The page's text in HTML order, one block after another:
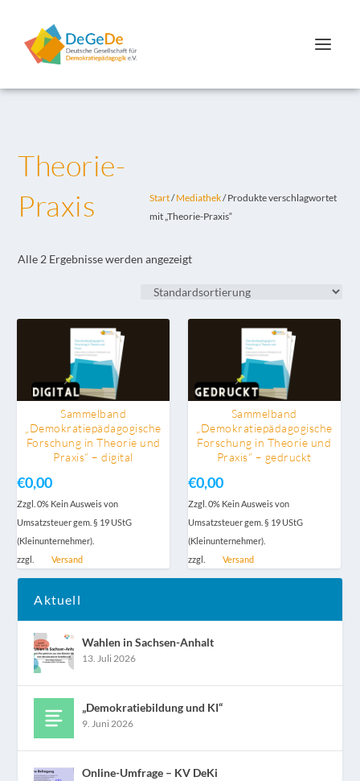
Theorie-
Praxis
Start/Mediathek/ Produkte verschlagwortet
mit „Theorie-Praxis“
Alle 2 Ergebnisse werden angezeigt
Sammelband
„Demokratiepädagogische
Forschung in Theorie und
Praxis“ – digital
€0,00
Zzgl. 0% Kein Ausweis von
Umsatzsteuer gem. § 19 UStG
(Kleinunternehmer).
zzgl.
Versand
Sammelband
„Demokratiepädagogische
Forschung in Theorie und
Praxis“ – gedruckt
€0,00
Zzgl. 0% Kein Ausweis von
Umsatzsteuer gem. § 19 UStG
(Kleinunternehmer).
zzgl.
Versand
Aktuell
Wahlen in Sachsen-Anhalt
13. Juli 2026
„Demokratiebildung und KI“
9. Juni 2026
Online-Umfrage – KV DeKi